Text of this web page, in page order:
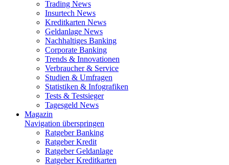
Trading News
Insurtech News
Kreditkarten News
Geldanlage News
Nachhaltiges Banking
Corporate Banking
Trends & Innovationen
Verbraucher & Service
Studien & Umfragen
Statistiken & Infografiken
Tests & Testsieger
Tagesgeld News
Magazin
Navigation überspringen
Ratgeber Banking
Ratgeber Kredit
Ratgeber Geldanlage
Ratgeber Kreditkarten